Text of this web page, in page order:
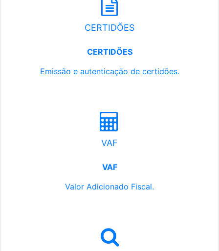
CERTIDÕES
CERTIDÕES
Emissão e autenticação de certidões.
VAF
VAF
Valor Adicionado Fiscal.